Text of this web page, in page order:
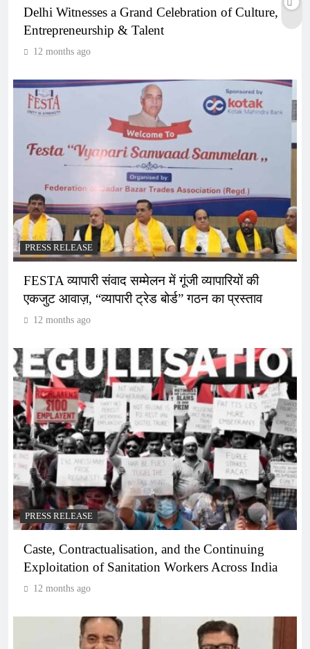
Delhi Witnesses a Grand Celebration of Culture,
Entrepreneurship & Talent
12 months ago
PRESS RELEASE
FESTA व्यापारी संवाद सम्मेलन में गूंजी व्यापारियों की
एकजुट आवाज़, “व्यापारी ट्रेड बोर्ड” गठन का प्रस्ताव
12 months ago
PRESS RELEASE
Caste, Contractualisation, and the Continuing
Exploitation of Sanitation Workers Across India
12 months ago